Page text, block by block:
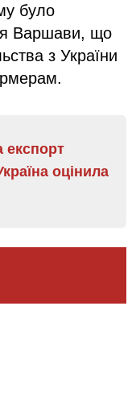
було
Варшави, що
з України
експорт
оцінила